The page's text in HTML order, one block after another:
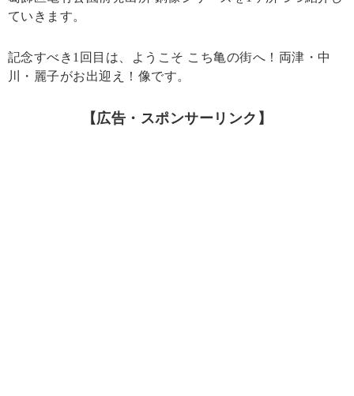
ていきます。
記念すべき1回目は、ようこそ こち亀の街へ！両津・中
川・麗子がお出迎え！像です。
【広告・スポンサーリンク】